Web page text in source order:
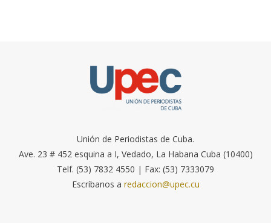
Unión de Periodistas de Cuba.
Ave. 23 # 452 esquina a I, Vedado, La Habana Cuba (10400)
Telf. (53) 7832 4550 | Fax: (53) 7333079
Escríbanos a redaccion@upec.cu